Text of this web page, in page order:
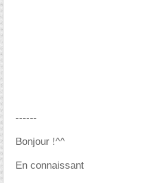
------
Bonjour !^^
En connaissant